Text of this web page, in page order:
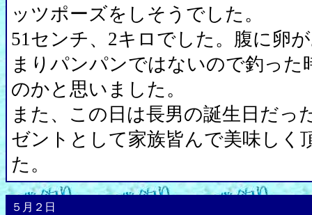
ッツポーズをしそうでした。
51センチ、2キロでした。腹に卵
まりパンパンではないので釣った
のかと思いました。
また、この日は長男の誕生日だっ
ゼントとして家族皆んで美味しく
た。
５月２日